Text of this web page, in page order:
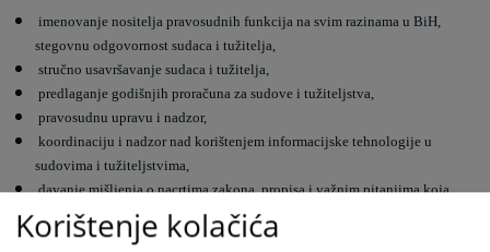
imenovanje nositelja pravosudnih funkcija na svim razinama u BiH,
stegovnu odgovornost sudaca i tužitelja,
stručno usavršavanje sudaca i tužitelja,
predlaganje godišnjih proračuna za sudove i tužiteljstva,
pravosudnu upravu i nadzor,
koordinaciju i nadzor nad korištenjem informacijske tehnologije u
sudovima i tužiteljstvima,
davanje mišljenja o nacrtima zakona, propisa i važnim pitanjima koja
mogu utjecati na pravosuđe, te
pokretanje postupka donošenja zakona i drugih propisa u područjima
Korištenje kolačića